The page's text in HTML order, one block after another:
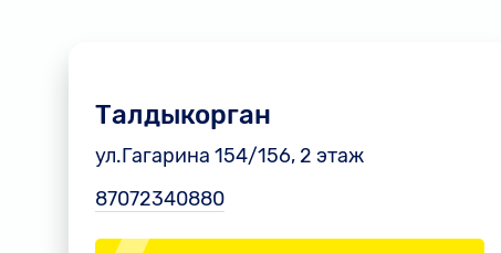
Талдыкорган
ул.Гагарина 154/156, 2 этаж
87072340880